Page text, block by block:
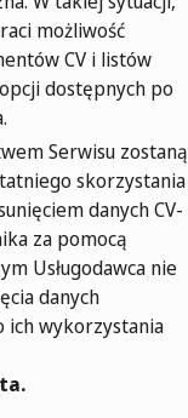
możliwość
CV i listów
dostępnych po
Serwisu zostaną
skorzystania
danych CV-
za pomocą
Usługodawca nie
danych
ich wykorzystania